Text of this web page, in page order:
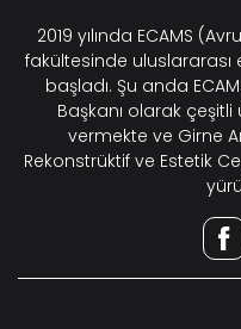
2019 yılında ECAMS
fakültesinde
başladı. Şu anda
Başkanı olarak
vermekte ve Girne
Rekonstrüktif ve Estetik